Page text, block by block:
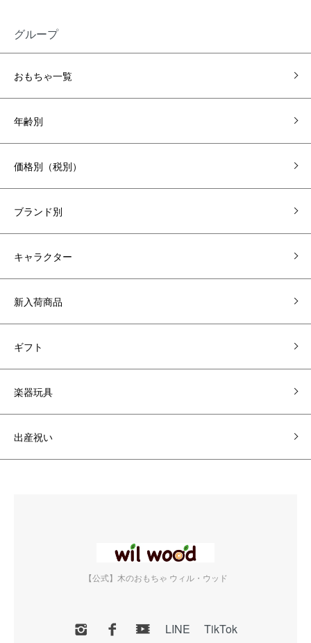
グループ
おもちゃ一覧
年齢別
価格別（税別）
ブランド別
キャラクター
新入荷商品
ギフト
楽器玩具
出産祝い
【公式】木のおもちゃ ウィル・ウッド
LINE TikTok